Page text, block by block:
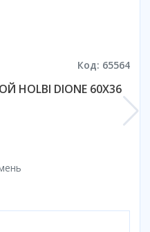
Код: 65564
DIONE 60X36